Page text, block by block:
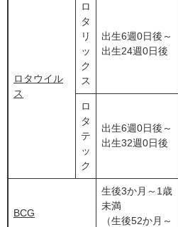
ロタウイル
ス
ロ
タ
リ
ッ
ク
ス
出生6週0日後～
出生24週0日後
ロ
タ
テ
ッ
ク
出生6週0日後～
出生32週0日後
BCG
生後3か月～1歳
未満
（生後52か月～